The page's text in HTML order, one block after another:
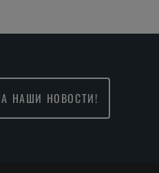
НАШИ НОВОСТИ!